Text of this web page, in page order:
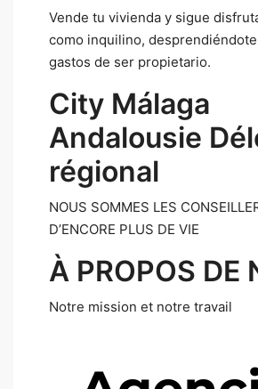
Vende tu vivienda y sigue
como inquilino,
gastos de ser propietario.
City Málaga
Andalousie
régional
NOUS SOMMES LES
D’ENCORE PLUS DE VIE
À PROPOS DE
Notre mission et notre travail